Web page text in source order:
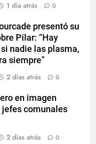
1 día atrás 0
presentó su
Pilar: “Hay
nadie las plasma,
siempre”
2 días atrás 0
en imagen
comunales
2 días atrás 0